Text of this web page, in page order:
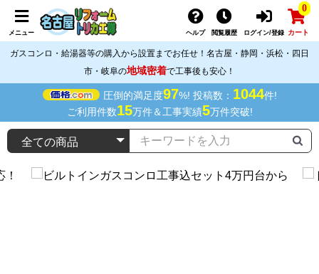
メニュー ヘルプ 閲覧履歴 ログイン/登録
0
カート
ガスコンロ・給湯器等の購入から設置までお任せ！名古屋・静岡・浜松・四日
市・岐阜の地域密着で工事後も安心！
圧倒的満足度97%! 投稿数： 1044件!
ご利用件数15万件＆工事実績5万件突破!